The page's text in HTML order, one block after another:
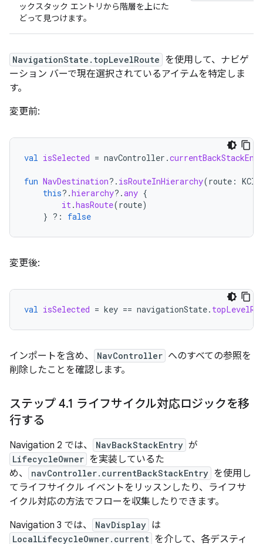
ックスタック エントリから階層を上にた
どって見つけます。
NavigationState.topLevelRoute を使用して、ナビゲ
ーション バーで現在選択されているアイテムを特定しま
す。
変更前:
val isSelected = navController .
fun NavDestination?. isRouteInHierarchy(route :
this?.hierarchy?.any {
it.hasRoute(route)
} ?: false
変更後:
val isSelected = key == navigationState.
インポートを含め、 NavController へのすべての参照を
削除したことを確認します。
ステップ 4.1 ライフサイクル対応ロジックを移
行する
Navigation 2 では、 NavBackStackEntry が
LifecycleOwner を実装しているた
め、
navController.currentBackStackEntry を使用し
てライフサイクル イベントをリッスンしたり、ライフサ
イクル対応の方法でフローを収集したりできます。
Navigation 3 では、
NavDisplay は
LocalLifecycleOwner.current を介して、各デスティ